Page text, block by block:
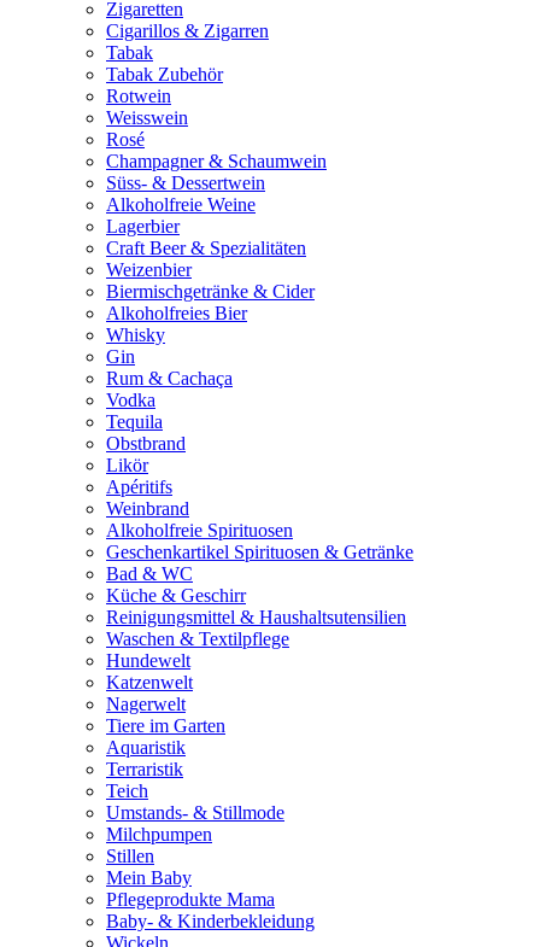
Zigaretten
Cigarillos & Zigarren
Tabak
Tabak Zubehör
Rotwein
Weisswein
Rosé
Champagner & Schaumwein
Süss- & Dessertwein
Alkoholfreie Weine
Lagerbier
Craft Beer & Spezialitäten
Weizenbier
Biermischgetränke & Cider
Alkoholfreies Bier
Whisky
Gin
Rum & Cachaça
Vodka
Tequila
Obstbrand
Likör
Apéritifs
Weinbrand
Alkoholfreie Spirituosen
Geschenkartikel Spirituosen & Getränke
Bad & WC
Küche & Geschirr
Reinigungsmittel & Haushaltsutensilien
Waschen & Textilpflege
Hundewelt
Katzenwelt
Nagerwelt
Tiere im Garten
Aquaristik
Terraristik
Teich
Umstands- & Stillmode
Milchpumpen
Stillen
Mein Baby
Pflegeprodukte Mama
Baby- & Kinderbekleidung
Wickeln